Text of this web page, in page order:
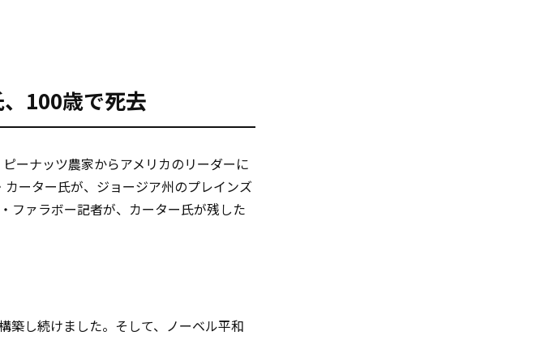
100歳で死去
ーナッツ農家からアメリカのリーダーに
ーター氏が、ジョージア州のプレインズ
ファラボー記者が、カーター氏が残した
築し続けました。そして、ノーベル平和